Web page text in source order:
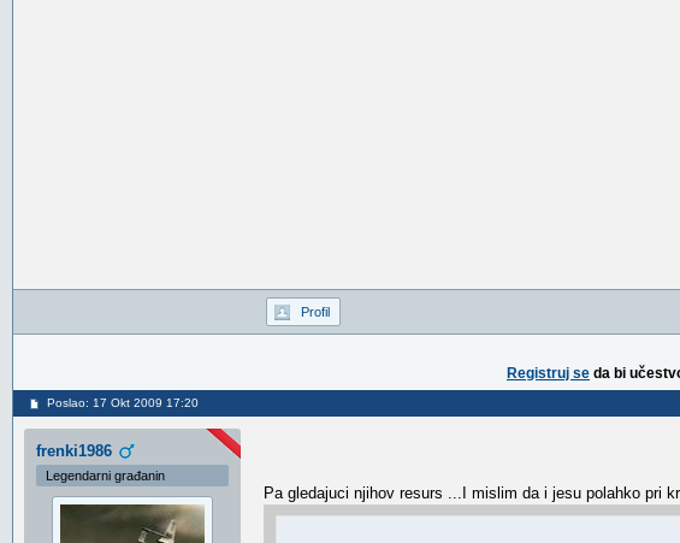
Profil
Registruj se da bi
Poslao: 17 Okt 2009 17:20
frenki1986
Legendarni građanin
Pa gledajuci njihov resurs ...I mislim da i jesu polahko pri